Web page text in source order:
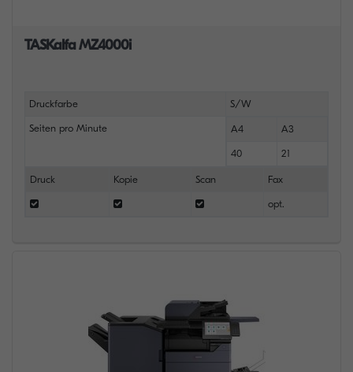
TASKalfa MZ4000i
Druckfarbe S/W
Seiten pro Minute A4 A3
40 21
Druck Kopie Scan Fax
opt.